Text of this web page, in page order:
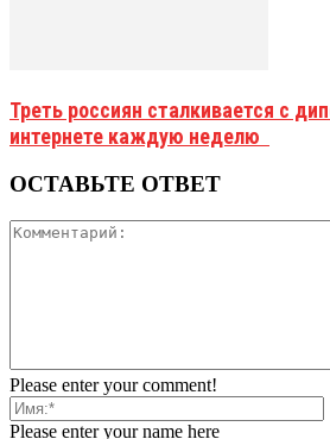
Треть россиян сталкивается с
интернете каждую неделю
ОСТАВЬТЕ ОТВЕТ
Please enter your comment!
Please enter your name here